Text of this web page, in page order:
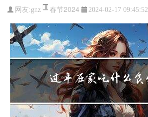
网友:gnz 春节2024 2024-02-17 09:45:52